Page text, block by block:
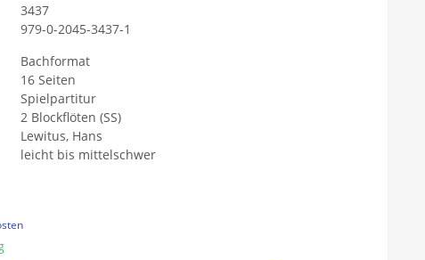
3437
979-0-2045-3437-1
Bachformat
16 Seiten
Spielpartitur
2 Blockflöten (SS)
Lewitus, Hans
leicht bis mittelschwer